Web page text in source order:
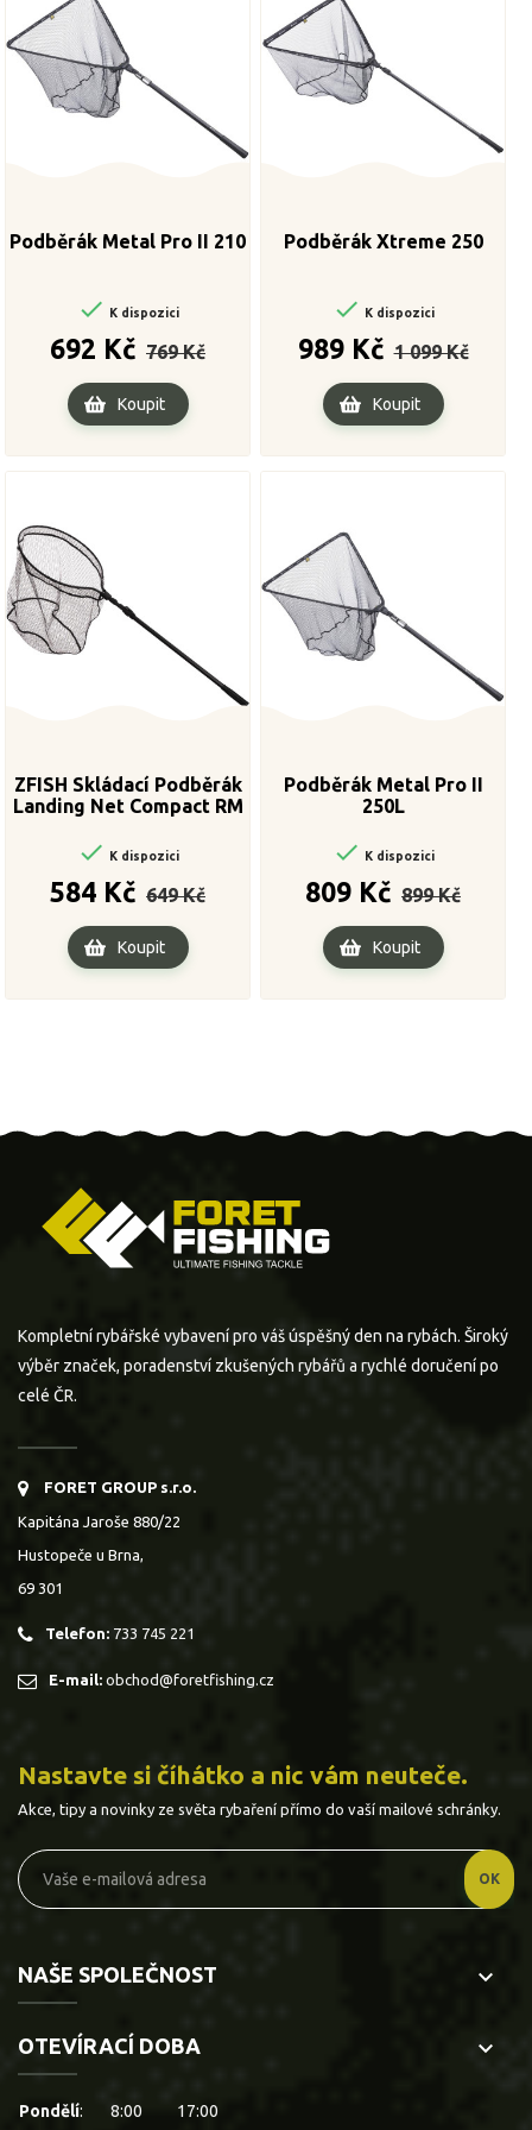
Podběrák Metal Pro II 210
 K dispozici
692 Kč
cena
769 Kč
Koupit
Podběrák Xtreme 250
 K dispozici
989 Kč cena
1 099 Kč
Cena
Koupit
ZFISH Skládací Podběrák
Landing Net Compact RM
 K dispozici
584 Kč
cena
649 Kč
Koupit
Podběrák Metal Pro II
250L
 K dispozici
809 Kč
cena
899 Kč
Koupit
Kompletní rybářské vybavení pro váš úspěšný den na rybách. Široký
výběr značek, poradenství zkušených rybářů a rychlé doručení po
celé ČR.
FORET GROUP s.r.o.
Kapitána Jaroše 880/22
Hustopeče u Brna,
69 301
Telefon: 733 745 221
E-mail: obchod@foretfishing.cz
Nastavte si číhátko a nic vám neuteče.
Akce, tipy a novinky ze světa rybaření přímo do vaší mailové schránky.
NAŠE SPOLEČNOST keyboard_arrow_down
OTEVÍRACÍ DOBA keyboard_arrow_down
Pondělí: 8:00 17:00